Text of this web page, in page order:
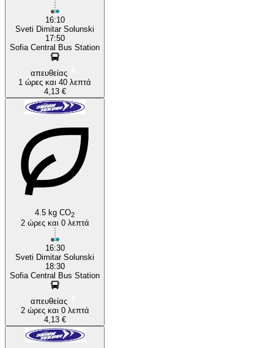
16:10
Sveti Dimitar Solunski
17:50
Sofia Central Bus Station
απευθείας
1 ώρες και 40 λεπτά
4,13 €
4.5 kg CO2
2 ώρες και 0 λεπτά
16:30
Sveti Dimitar Solunski
18:30
Sofia Central Bus Station
απευθείας
2 ώρες και 0 λεπτά
4,13 €